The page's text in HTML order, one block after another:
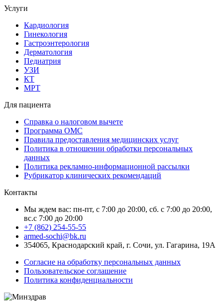
Услуги
Кардиология
Гинекология
Гастроэнтерология
Дерматология
Педиатрия
УЗИ
КТ
МРТ
Для пациента
Справка о налоговом вычете
Программа ОМС
Правила предоставления медицинских услуг
Политика в отношении обработки персональных
данных
Политика рекламно-информационной рассылки
Рубрикатор клинических рекомендаций
Контакты
Мы ждем вас: пн-пт, с 7:00 до 20:00, сб. с 7:00 до 20:00,
вс.с 7:00 до 20:00
+7 (862) 254-55-55
armed-sochi@bk.ru
354065, Краснодарский край, г. Сочи, ул. Гагарина, 19А
Согласие на обработку персональных данных
Пользовательское соглашение
Политика конфиденциальности